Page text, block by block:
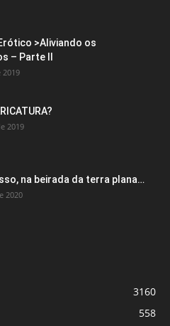
>Aliviando os
– Parte II
2019
2019
na beirada da terra plana…
2020
3160
558